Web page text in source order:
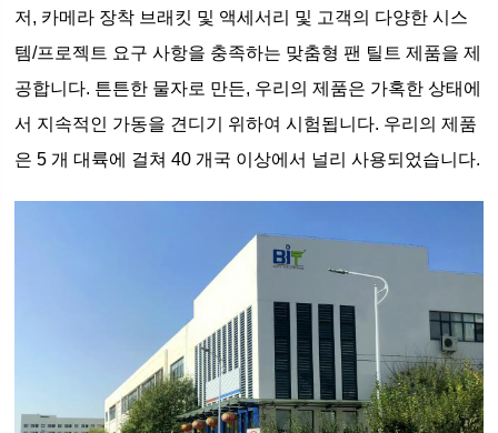
저, 카메라 장착 브래킷 및 액세서리 및 고객의 다양한 시스
템/프로젝트 요구 사항을 충족하는 맞춤형 팬 틸트 제품을 제
공합니다. 튼튼한 물자로 만든, 우리의 제품은 가혹한 상태에
서 지속적인 가동을 견디기 위하여 시험됩니다. 우리의 제품
은 5 개 대륙에 걸쳐 40 개국 이상에서 널리 사용되었습니다.